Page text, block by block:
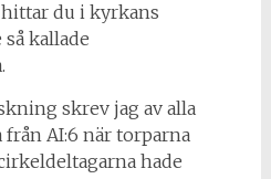
du i kyrkans
kallade
skrev jag av alla
AI:6 när torparna
hade